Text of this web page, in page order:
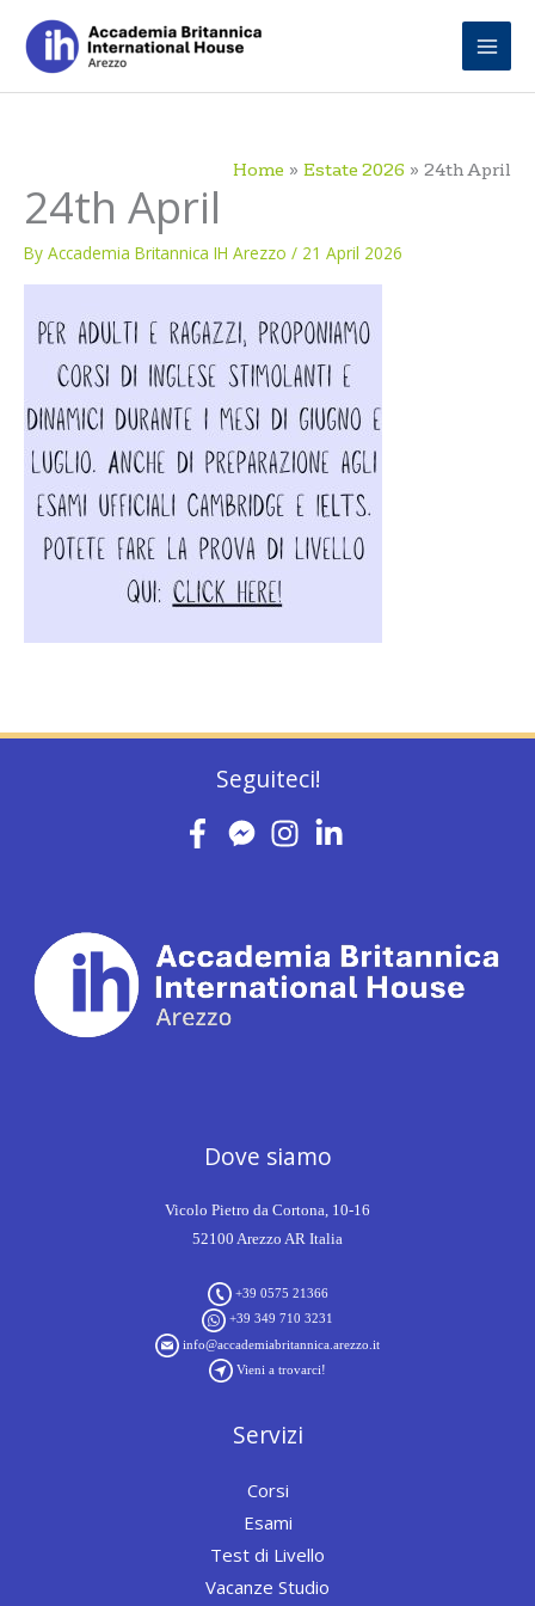
content
Home Estate 2026 24th April
24th April
By Accademia Britannica IH Arezzo / 21 April 2026
Seguiteci!
Dove siamo
Vicolo Pietro da Cortona, 10-16
52100 Arezzo AR Italia
+39 0575 21366
+39 349 710 3231
info@accademiabritannica.arezzo.it
Vieni a trovarci!
Servizi
Corsi
Esami
Test di Livello
Vacanze Studio